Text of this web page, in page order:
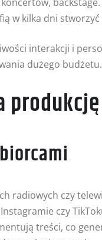
w kilka dni
interakcji i
dużego budżetu.
radiowych czy
czy
treści, co